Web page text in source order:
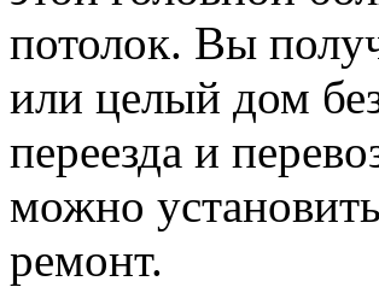
потолок. Вы
или целый дом
переезда и
можно
ремонт.